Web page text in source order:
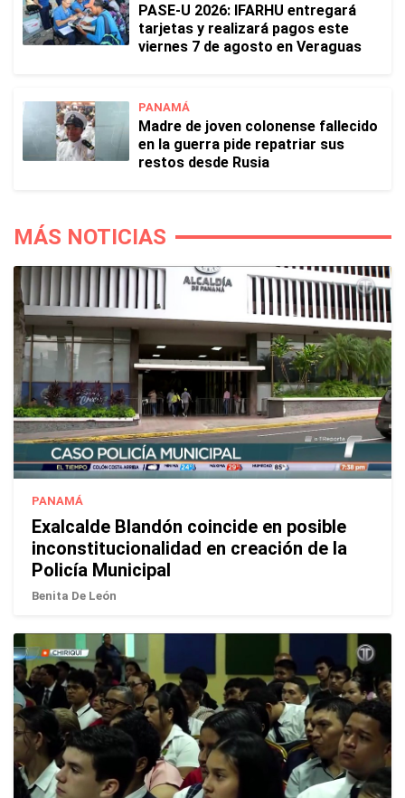
PASE-U 2026: IFARHU entregará
tarjetas y realizará pagos este
viernes 7 de agosto en Veraguas
PANAMÁ
Madre de joven colonense fallecido
en la guerra pide repatriar sus
restos desde Rusia
MÁS NOTICIAS
PANAMÁ
Exalcalde Blandón coincide en posible
inconstitucionalidad en creación de la
Policía Municipal
Benita De León